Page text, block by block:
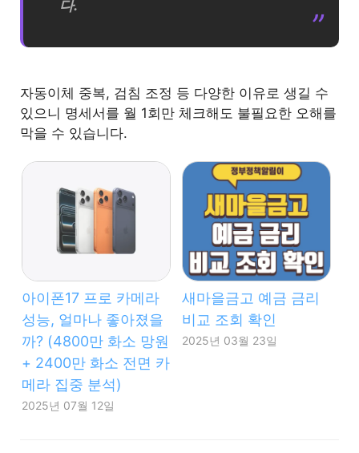
다.
자동이체 중복, 검침 조정 등 다양한 이유로 생길 수
있으니 명세서를 월 1회만 체크해도 불필요한 오해를
막을 수 있습니다.
아이폰17 프로 카메라
성능, 얼마나 좋아졌을
까? (4800만 화소 망원
+ 2400만 화소 전면 카
메라 집중 분석)
2025년 07월 12일
새마을금고 예금 금리
비교 조회 확인
2025년 03월 23일